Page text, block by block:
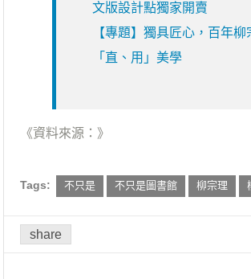
文版設計點獨家開賣
【專題】獨具匠心，百年柳
「直、用」美學
《資料來源：》
Tags: 不只是 不只是圖書館 柳宗理
share